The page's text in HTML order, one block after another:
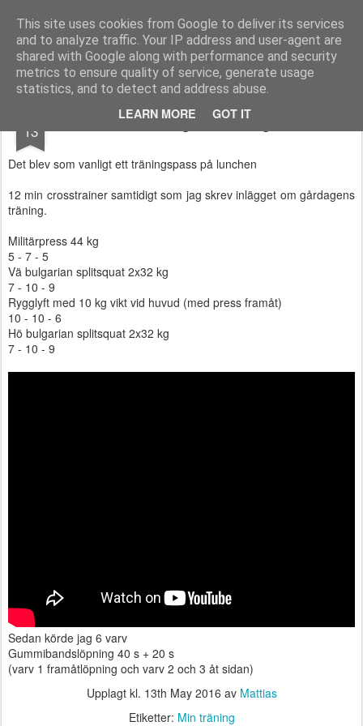
This site uses cookies from Google to deliver its services
and to analyze traffic. Your IP address and user-agent are
shared with Google along with performance and security
metrics to ensure quality of service, generate usage
statistics, and to detect and address abuse.
LEARN MORE GOT IT
Functional Fitness by Mattias - Träningsinspiration & träningsfilmer
Pages
13 Torsdagens träning
Det blev som vanligt ett träningspass på lunchen
12 min crosstrainer samtidigt som jag skrev inlägget om gårdagens
träning.
Militärpress 44 kg
5 - 7 - 5
Vä bulgarian splitsquat 2x32 kg
7 - 10 - 9
Rygglyft med 10 kg vikt vid huvud (med press framåt)
10 - 10 - 6
Hö bulgarian splitsquat 2x32 kg
7 - 10 - 9
Sedan körde jag 6 varv
Gummibandslöpning 40 s + 20 s
(varv 1 framåtlöpning och varv 2 och 3 åt sidan)
Upplagt kl. 13th May 2016 av Mattias
Etiketter: Min träning